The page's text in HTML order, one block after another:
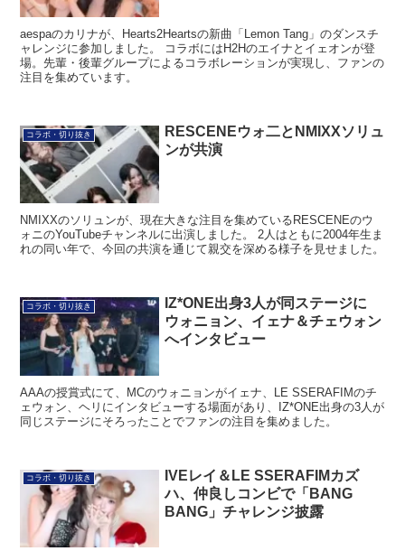
aespaのカリナが、Hearts2Heartsの新曲「Lemon Tang」のダンスチ
ャレンジに参加しました。 コラボにはH2Hのエイナとイェオンが登
場。先輩・後輩グループによるコラボレーションが実現し、ファンの
注目を集めています。
コラボ・切り抜き
RESCENEウォ二とNMIXXソリュ
ンが共演
NMIXXのソリュンが、現在大きな注目を集めているRESCENEのウ
ォニのYouTubeチャンネルに出演しました。 2人はともに2004年生ま
れの同い年で、今回の共演を通じて親交を深める様子を見せました。
コラボ・切り抜き
IZ*ONE出身3人が同ステージに
ウォニョン、イェナ＆チェウォン
へインタビュー
AAAの授賞式にて、MCのウォニョンがイェナ、LE SSERAFIMのチ
ェウォン、ヘリにインタビューする場面があり、IZ*ONE出身の3人が
同じステージにそろったことでファンの注目を集めました。
コラボ・切り抜き
IVEレイ＆LE SSERAFIMカズ
ハ、仲良しコンビで「BANG
BANG」チャレンジ披露